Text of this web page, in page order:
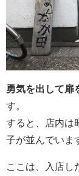
勇気を出して扉
す。
すると、店内は
子が並んでいま
ここは、入店し